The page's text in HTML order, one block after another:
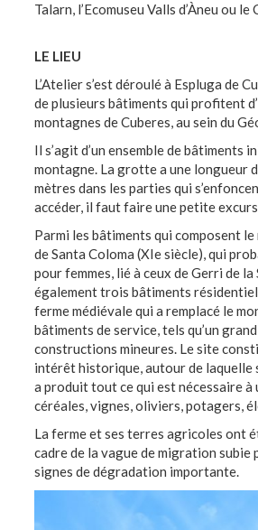
Talarn, l’Ecomuseu Valls d’Àneu ou
LE LIEU
L’Atelier s’est déroulé à Espluga de
de plusieurs bâtiments qui profitent
montagnes de Cuberes, au sein du
Il s’agit d’un ensemble de bâtiments
montagne. La grotte a une longueur
mètres dans les parties qui
accéder, il faut faire une petite
Parmi les bâtiments qui composent
de Santa Coloma (XIe siècle), qui
pour femmes, lié à ceux de Gerri de
également trois bâtiments
ferme médiévale qui a remplacé le
bâtiments de service, tels qu’un
constructions mineures. Le site
intérêt historique, autour de laquelle
a produit tout ce qui est nécessaire
céréales, vignes, oliviers, potagers,
La ferme et ses terres agricoles ont
cadre de la vague de migration
signes de dégradation importante.